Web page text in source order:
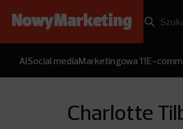
AISocial mediaMarketingowa 11E-
Charlotte